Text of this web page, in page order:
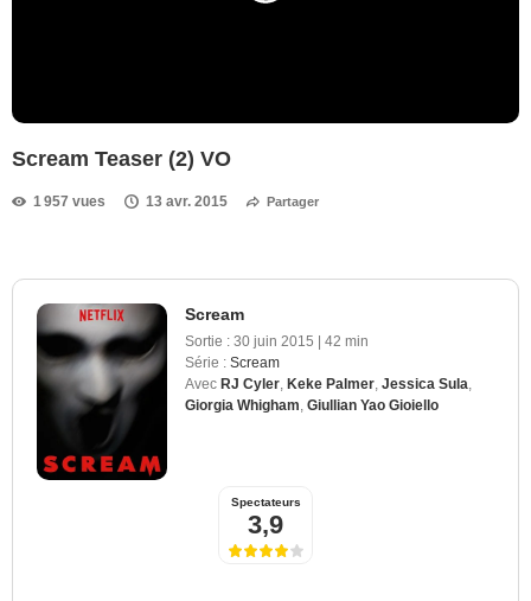
Scream Teaser (2) VO
1 957 vues 13 avr. 2015 Partager
Scream
Sortie : 30 juin 2015 | 42 min
Série : Scream
Avec RJ Cyler Keke Palmer Jessica Sula
Giorgia Whigham Giullian Yao Gioiello
Spectateurs
3,9